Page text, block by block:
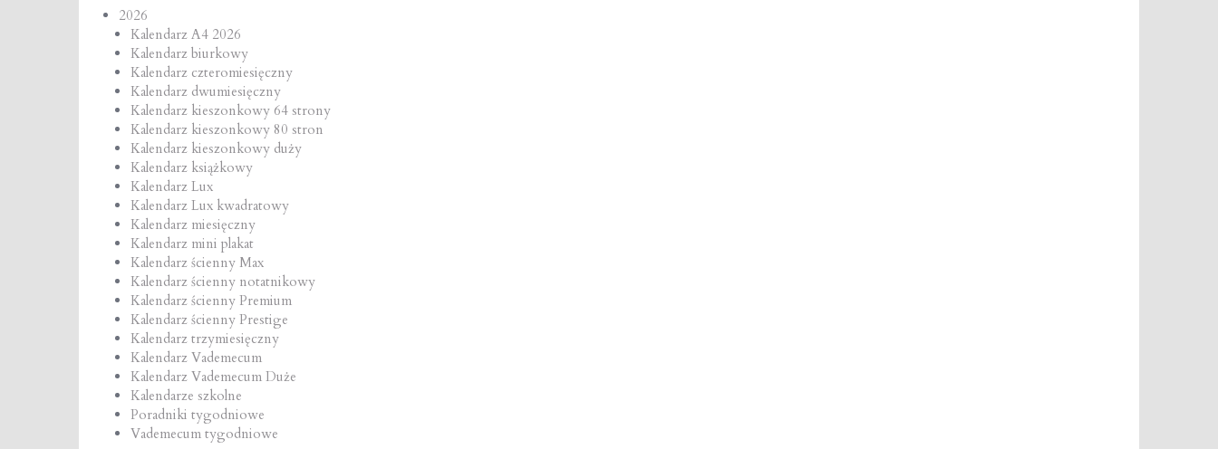
2026
Kalendarz A4 2026
Kalendarz biurkowy
Kalendarz czteromiesięczny
Kalendarz dwumiesięczny
Kalendarz kieszonkowy 64 strony
Kalendarz kieszonkowy 80 stron
Kalendarz kieszonkowy duży
Kalendarz książkowy
Kalendarz Lux
Kalendarz Lux kwadratowy
Kalendarz miesięczny
Kalendarz mini plakat
Kalendarz ścienny Max
Kalendarz ścienny notatnikowy
Kalendarz ścienny Premium
Kalendarz ścienny Prestige
Kalendarz trzymiesięczny
Kalendarz Vademecum
Kalendarz Vademecum Duże
Kalendarze szkolne
Poradniki tygodniowe
Vademecum tygodniowe